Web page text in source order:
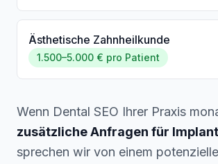
Ästhetische Zahnheilkunde
1.500–5.000 € pro Patient
Wenn Dental SEO Ihrer Praxis
zusätzliche Anfragen für
sprechen wir von einem